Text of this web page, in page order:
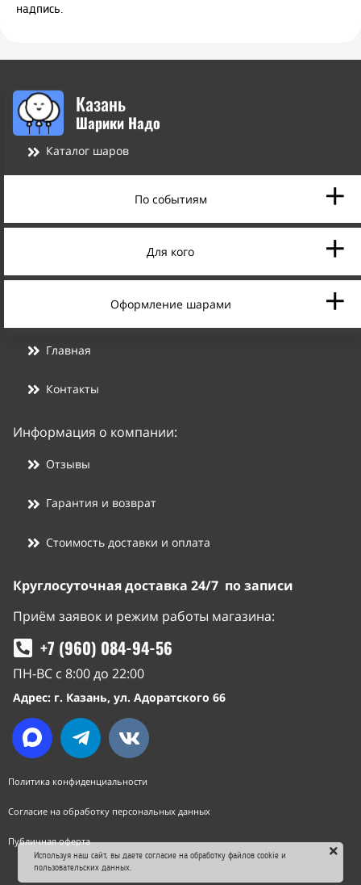
надпись.
Казань
Шарики Надо
Каталог шаров
По событиям
Для кого
Оформление шарами
Главная
Контакты
Информация о компании:
Отзывы
Гарантия и возврат
Стоимость доставки и оплата
Круглосуточная доставка 24/7 по записи
Приём заявок и режим работы магазина:
+7 (960) 084-94-56
ПН-ВС с 8:00 до 22:00
Адрес: г. Казань, ул. Адоратского 66
Политика конфиденциальности
Согласие на обработку персональных данных
Публичная оферта
Используя наш сайт, вы даете согласие на обработку файлов cookie и
пользовательских данных.